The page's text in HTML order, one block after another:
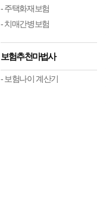
- 주택화재보험
- 치매간병보험
보험추천마법사
- 보험나이 계산기